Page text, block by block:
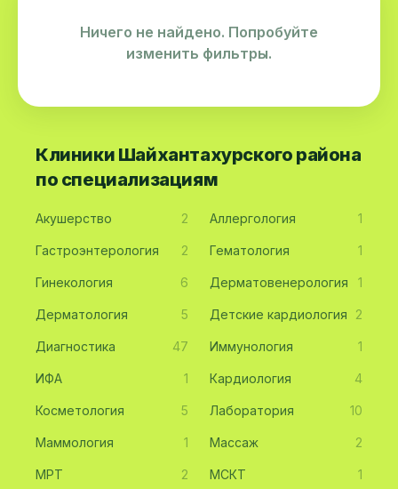
Ничего не найдено. Попробуйте
изменить фильтры.
Клиники Шайхантахурского района
по специализациям
Акушерство 2 Аллергология 1
Гастроэнтерология 2 Гематология 1
Гинекология 6 Дерматовенерология 1
Дерматология 5 Детские кардиология 2
Диагностика 47 Иммунология 1
ИФА 1 Кардиология 4
Косметология 5 Лаборатория 10
Маммология 1 Массаж 2
МРТ 2 МСКТ 1